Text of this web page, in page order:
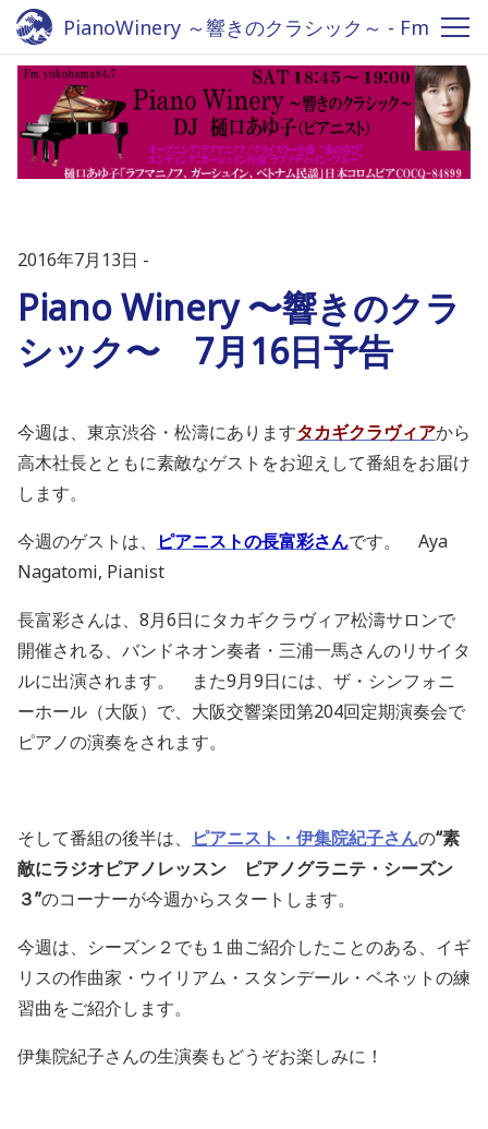
PianoWinery ～響きのクラシック～ - Fm
yokohama 84.7
2016年7月13日
Piano Winery 〜響きのクラ
シック〜 7月16日予告
今週は、東京渋谷・松濤にありますタカギクラヴィアから
高木社長とともに素敵なゲストをお迎えして番組をお届け
します。
今週のゲストは、
ピアニストの長富彩さんです。 Aya
Nagatomi, Pianist
長富彩さんは、8月6日にタカギクラヴィア松濤サロンで
開催される、バンドネオン奏者・三浦一馬さんのリサイタ
ルに出演されます。 また9月9日には、ザ・シンフォニ
ーホール（大阪）で、大阪交響楽団第204回定期演奏会で
ピアノの演奏をされます。
そして番組の後半は、 ピアニスト・伊集院紀子さんの“素
敵にラジオピアノレッスン ピアノグラニテ・シーズン
３”のコーナーが今週からスタートします。
今週は、シーズン２でも１曲ご紹介したことのある、イギ
リスの作曲家・ウイリアム・スタンデール・ベネットの練
習曲をご紹介します。
伊集院紀子さんの生演奏もどうぞお楽しみに！